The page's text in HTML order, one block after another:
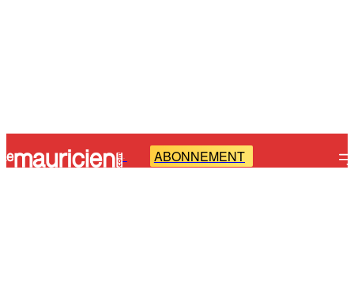
- ABONNEMENT